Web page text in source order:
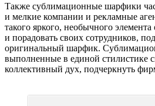
Также сублимационные шарфики
и мелкие компании и рекламные
такого яркого, необычного
и порадовать своих сотрудников,
оригинальный шарфик.
выполненные в единой стилистике
коллективный дух, подчеркнуть